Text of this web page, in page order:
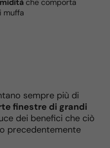
che comporta
muffa
sempre più di
finestre di grandi
dei benefici che ciò
precedentemente